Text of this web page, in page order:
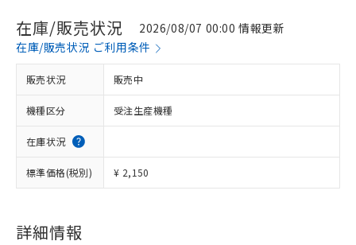
在庫/販売状況
2026/08/07 00:00 情報更新
在庫/販売状況 ご利用条件
販売状況 販売中
機種区分 受注生産機種
在庫状況
標準価格(税別) ¥ 2,150
詳細情報